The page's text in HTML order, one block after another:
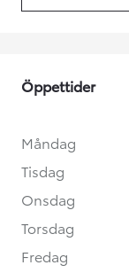
Öppettider
Måndag
Tisdag
Onsdag
Torsdag
Fredag